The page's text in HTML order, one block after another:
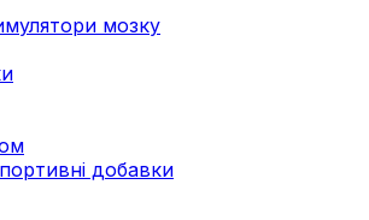
мозку
добавки